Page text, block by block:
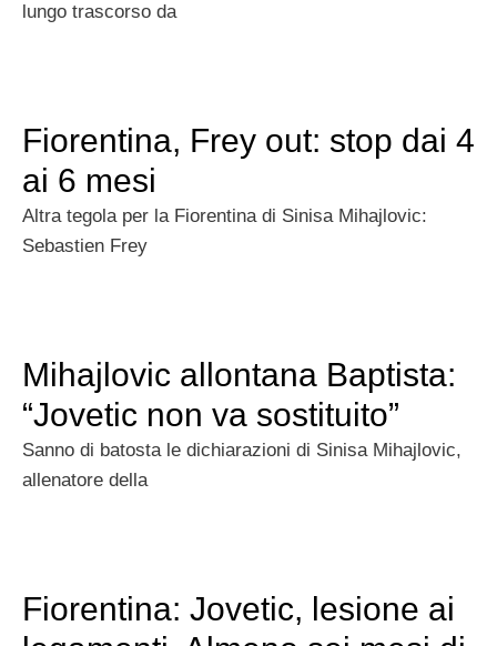
lungo trascorso da
Fiorentina, Frey out: stop dai 4
ai 6 mesi
Altra tegola per la Fiorentina di Sinisa Mihajlovic:
Sebastien Frey
Mihajlovic allontana Baptista:
“Jovetic non va sostituito”
Sanno di batosta le dichiarazioni di Sinisa Mihajlovic,
allenatore della
Fiorentina: Jovetic, lesione ai